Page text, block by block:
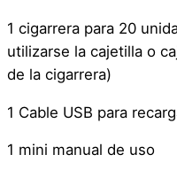
l
o
n
1 cigarrera para 20
utilizarse la cajetilla o
de la cigarrera)
1 Cable USB para
1 mini manual de uso